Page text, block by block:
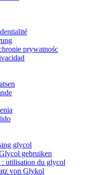
prywatnośc
glycol
gebruiken
utilisation du glycol
von Glykol